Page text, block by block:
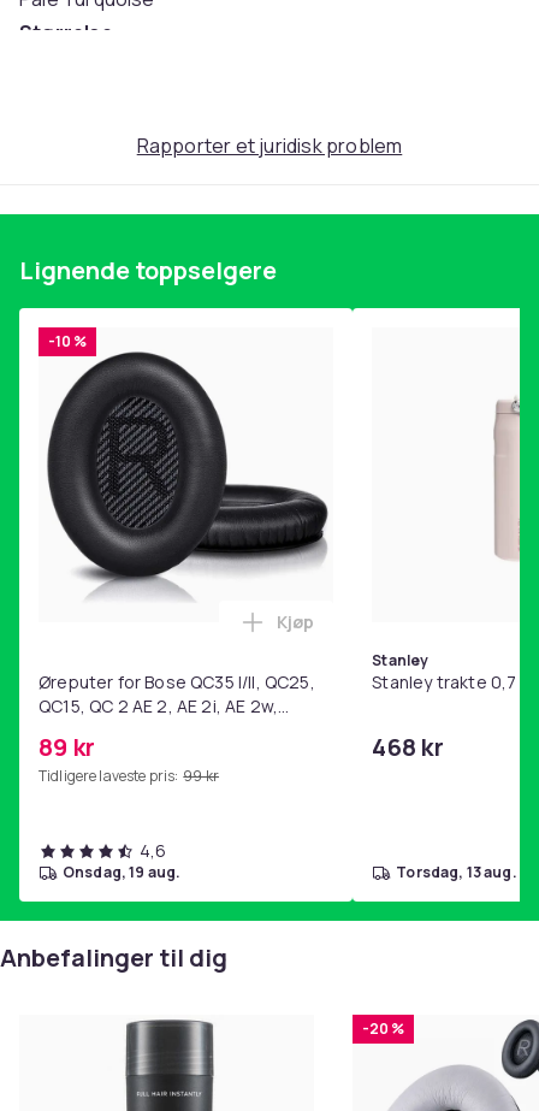
Størrelse
Rapporter et juridisk problem
Lignende toppselgere
-10 %
Øreputer for Bose QC35 I/II, QC25,
QC15, QC 2 AE 2, AE 2i, AE 2w,
89 kr
Tidligere laveste pris: 99 kr
Legg Øreputer for Bose QC35
Kjøp
4,6
onsdag, 19 aug.
Stanley
Stanley trakte 0,7 l,
468 kr
torsdag, 13 aug.
Anbefalinger til dig
-20 %